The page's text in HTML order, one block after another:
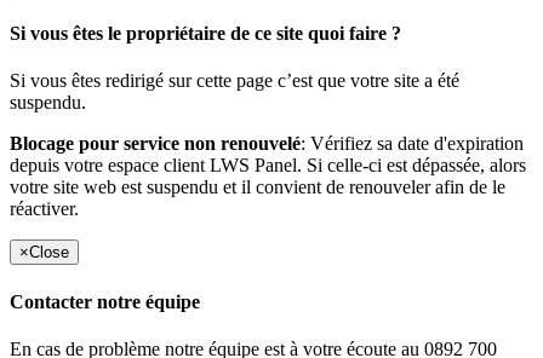
Si vous êtes le propriétaire de ce site quoi faire ?
Si vous êtes redirigé sur cette page c’est que votre site a été
suspendu.
Blocage pour service non renouvelé: Vérifiez sa date d'expiration
depuis votre espace client LWS Panel. Si celle-ci est dépassée, alors
votre site web est suspendu et il convient de renouveler afin de le
réactiver.
×Close
Contacter notre équipe
En cas de problème notre équipe est à votre écoute au 0892 700